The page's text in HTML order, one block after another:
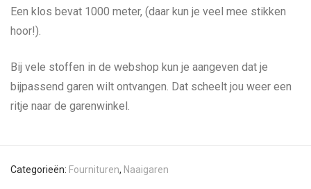
Een klos bevat 1000 meter, (daar kun je veel mee stikken
hoor!).
Bij vele stoffen in de webshop kun je aangeven dat je
bijpassend garen wilt ontvangen. Dat scheelt jou weer een
ritje naar de garenwinkel.
Categorieën: Fournituren, Naaigaren